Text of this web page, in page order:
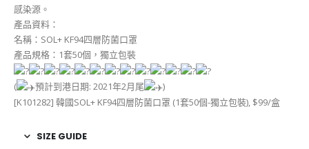
感染源。
產品資料：
名稱：SOL+ KF94四層防菌口罩
產品規格：1套50個，獨立包裝
( 預計到港日期: 2021年2月尾
)
[K101282] 韓國SOL+ KF94四層防菌口罩 (1套50個-獨立包裝), $99/盒
SIZE GUIDE